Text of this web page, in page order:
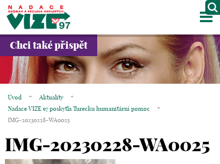
O NÁS
PROJEKTY
GALERIE
OBCHOD
Chci také přispět
Úvod * Aktuality
*
Nadace VIZE 97 poskytla Turecku humanitární pomoc
*
IMG-20230228-WA0025
IMG-20230228-WA0025